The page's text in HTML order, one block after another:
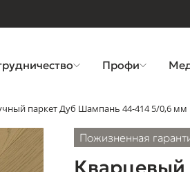
Профи
паркет Дуб Шампань 44-414 5/0,6 мм
Пожизненная